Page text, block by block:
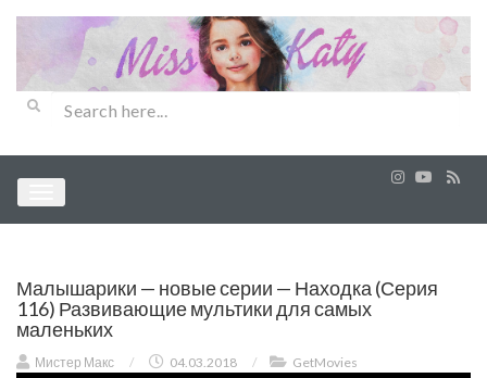
Малышарики — новые серии — Находка (Серия
116) Развивающие мультики для самых
маленьких
Мистер Макс / 04.03.2018 / GetMovies